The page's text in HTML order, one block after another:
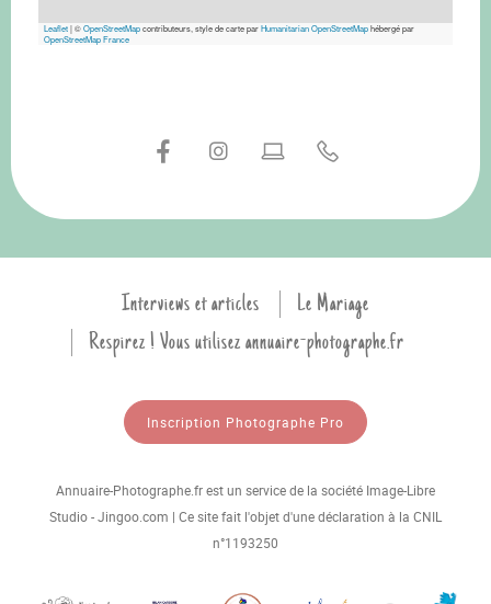
Leaflet|©OpenStreetMapcontributeurs, style de carte parHumanitarian OpenStreetMaphébergé par
OpenStreetMap France
Interviews et articles
Le Mariage
Respirez ! Vous utilisez annuaire-photographe.fr
Inscription Photographe Pro
Annuaire-Photographe.fr est un service de la société Image-Libre
Studio - Jingoo.com | Ce site fait l'objet d'une déclaration à la CNIL
n°1193250